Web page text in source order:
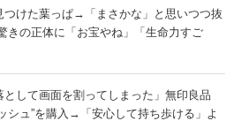
つけた葉っぱ→「まさかな」と思いつつ抜
の正体に「お宝やね」「生命力すご
として画面を割ってしまった」無印良品
シュ”を購入→「安心して持ち歩ける」よ